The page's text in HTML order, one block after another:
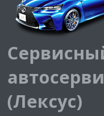
(Лексус)